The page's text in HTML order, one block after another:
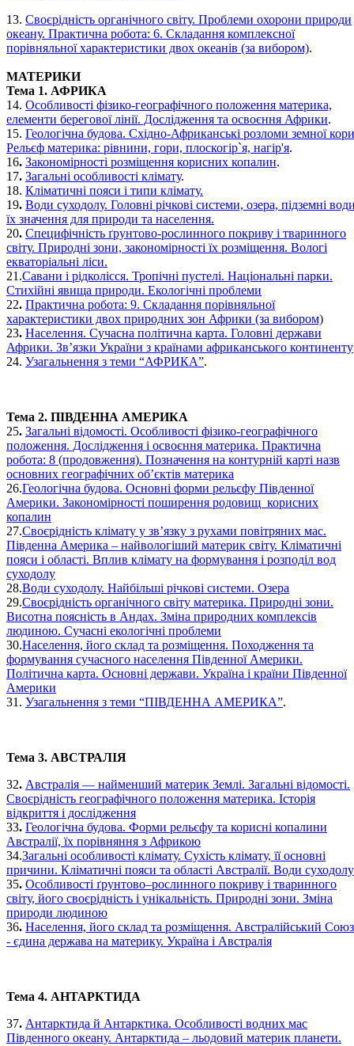
13. Своєрідність органічного світу. Проблеми охорони природи
океану. Практична робота: 6. Складання комплексної
порівняльної характеристики двох океанів (за вибором).
МАТЕРИКИ
Тема 1. АФРИКА
14. Особливості фізико-географічного положення материка,
елементи берегової лінії. Дослідження та освоєння Африки.
15. Геологічна будова. Східно-Африканські розломи земної
Рельєф материка: рівнини, гори, плоскогір`я, нагір'я.
16. Закономірності розміщення корисних копалин.
17. Загальні особливості клімату.
18. Кліматичні пояси і типи клімату.
19. Води суходолу. Головні річкові системи, озера, підземні
їх значення для природи та населення.
20. Специфічність ґрунтово-рослинного покриву і тваринного
світу. Природні зони, закономірності їх розміщення. Вологі
екваторіальні ліси.
21.Савани і рідколісся. Тропічні пустелі. Національні парки.
Стихійні явища природи. Екологічні проблеми
22. Практична робота: 9. Складання порівняльної
характеристики двох природних зон Африки (за вибором)
23. Населення. Сучасна політична карта. Головні держави
Африки. Зв’язки України з країнами африканського континенту
24. Узагальнення з теми “АФРИКА”.
Тема 2. ПІВДЕННА АМЕРИКА
25. Загальні відомості. Особливості фізико-географічного
положення. Дослідження і освоєння материка. Практична
робота: 8 (продовження). Позначення на контурній карті назв
основних географічних об’єктів материка
26.Геологічна будова. Основні форми рельєфу Південної
Америки. Закономірності поширення родовищ корисних
копалин
27.Своєрідність клімату у зв’язку з рухами повітряних мас.
Південна Америка – найвологіший материк світу. Кліматичні
пояси і області. Вплив клімату на формування і розподіл вод
суходолу
28.Води суходолу. Найбільші річкові системи. Озера
29.Своєрідність органічного світу материка. Природні зони.
Висотна поясність в Андах. Зміна природних комплексів
людиною. Сучасні екологічні проблеми
30.Населення, його склад та розміщення. Походження та
формування сучасного населення Південної Америки.
Політична карта. Основні держави. Україна і країни Південної
Америки
31. Узагальнення з теми “ПІВДЕННА АМЕРИКА”.
Тема 3. АВСТРАЛІЯ
32. Австралія — найменший материк Землі. Загальні відомості.
Своєрідність географічного положення материка. Історія
відкриття і дослідження
33. Геологічна будова. Форми рельєфу та корисні копалини
Австралії, їх порівняння з Африкою
34.Загальні особливості клімату. Сухість клімату, її основні
причини. Кліматичні пояси та області Австралії. Води суходолу
35. Особливості ґрунтово–рослинного покриву і тваринного
світу, його своєрідність і унікальність. Природні зони. Зміна
природи людиною
36. Населення, його склад та розміщення. Австралійський Союз
- єдина держава на материку. Україна і Австралія
Тема 4. АНТАРКТИДА
37. Антарктида й Антарктика. Особливості водних мас
Південного океану. Антарктида – льодовий материк планети.